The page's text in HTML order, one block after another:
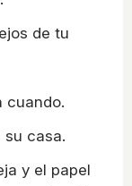
de tu
cuando.
su casa.
y el papel